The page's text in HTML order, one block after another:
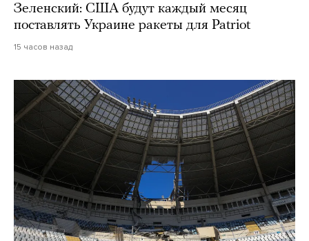
Зеленский: США будут каждый месяц
поставлять Украине ракеты для Patriot
15 часов назад